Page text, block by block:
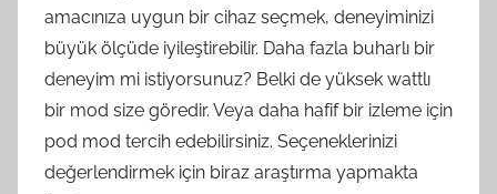
amacınıza uygun bir cihaz seçmek, deneyiminizi
büyük ölçüde iyileştirebilir. Daha fazla buharlı bir
deneyim mi istiyorsunuz? Belki de yüksek wattlı
bir mod size göredir. Veya daha hafif bir izleme için
pod mod tercih edebilirsiniz. Seçeneklerinizi
değerlendirmek için biraz araştırma yapmakta